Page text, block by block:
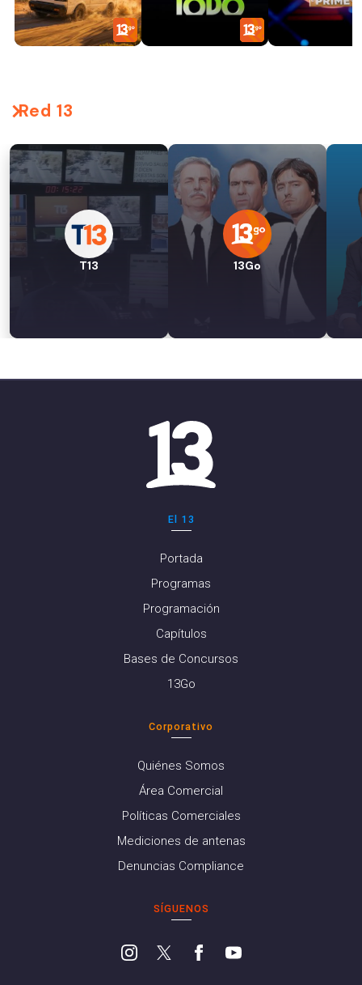
Red 13
T13 13Go
El 13
Portada
Programas
Programación
Capítulos
Bases de Concursos
13Go
Corporativo
Quiénes Somos
Área Comercial
Políticas Comerciales
Mediciones de antenas
Denuncias Compliance
SÍGUENOS